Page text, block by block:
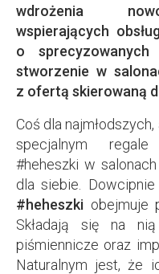
wdrożenia
wspierających
o sprecyzowanych
stworzenie w
z ofertą skierowaną
Coś dla
specjalnym regale
#heheszki w
dla siebie.
#heheszki obejmuje
Składają się na
piśmiennicze oraz
Naturalnym jest, że